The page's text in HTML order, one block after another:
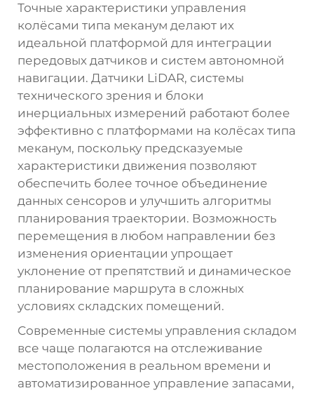
Точные характеристики управления
колёсами типа меканум делают их
идеальной платформой для интеграции
передовых датчиков и систем автономной
навигации. Датчики LiDAR, системы
технического зрения и блоки
инерциальных измерений работают более
эффективно с платформами на колёсах типа
меканум, поскольку предсказуемые
характеристики движения позволяют
обеспечить более точное объединение
данных сенсоров и улучшить алгоритмы
планирования траектории. Возможность
перемещения в любом направлении без
изменения ориентации упрощает
уклонение от препятствий и динамическое
планирование маршрута в сложных
условиях складских помещений.
Современные системы управления складом
все чаще полагаются на отслеживание
местоположения в реальном времени и
автоматизированное управление запасами,